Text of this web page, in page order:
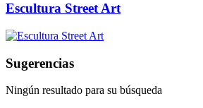
Escultura Street Art
Sugerencias
Ningún resultado para su búsqueda